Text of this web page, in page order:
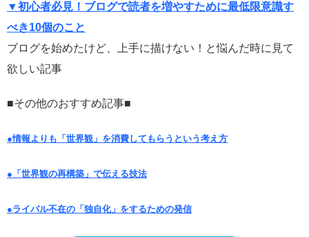
▼初心者必見！ブログで読者を増やすために最低限意識す
べき10個のこと
ブログを始めたけど、上手に描けない！と悩んだ時に見て
欲しい記事
■その他のおすすめ記事■
●情報よりも「世界観」を消費してもらうという考え方
●「世界観の再構築」で伝える技法
●ライバル不在の「独自化」をするための発信